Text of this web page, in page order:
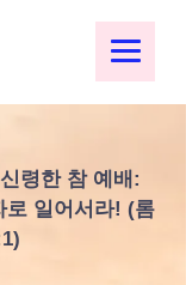
령한 참 예배:
로 일어서라! (롬